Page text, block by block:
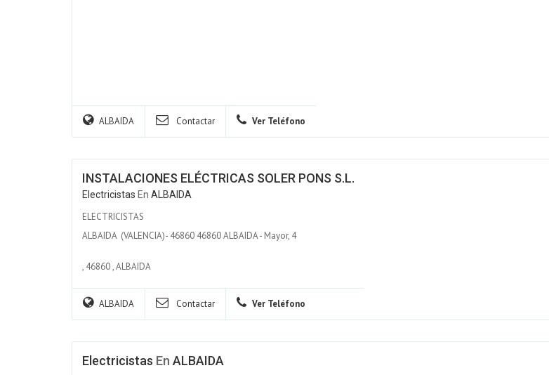
ALBAIDA Contactar Ver Teléfono
INSTALACIONES ELÉCTRICAS SOLER PONS S.L.
Electricistas En ALBAIDA
ELECTRICISTAS
ALBAIDA (VALENCIA)- 46860 46860 ALBAIDA - Mayor, 4
, 46860,ALBAIDA
ALBAIDA Contactar Ver Teléfono
Electricistas En ALBAIDA